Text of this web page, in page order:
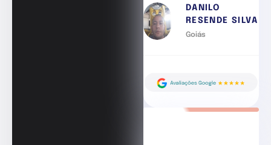
DANILO
RESENDE SILVA
Goiás